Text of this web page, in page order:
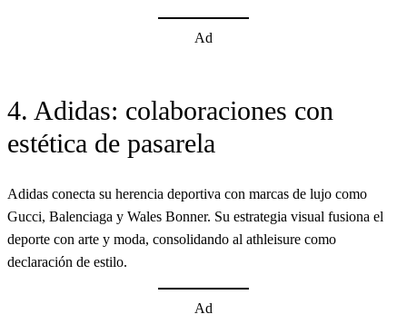
Ad
4. Adidas: colaboraciones con
estética de pasarela
Adidas conecta su herencia deportiva con marcas de lujo como
Gucci, Balenciaga y Wales Bonner. Su estrategia visual fusiona el
deporte con arte y moda, consolidando al athleisure como
declaración de estilo.
Ad